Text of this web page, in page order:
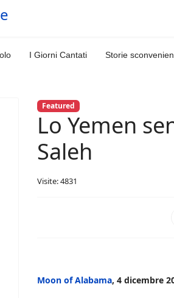
I Giorni Cantati Storie
Featured
Lo Yemen
Saleh
Visite: 4831
Moon of Alabama, 4 dicembre